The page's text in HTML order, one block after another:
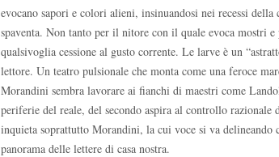
evocano sapori e colori alieni, insinuandosi nei recessi
spaventa. Non tanto per il nitore con il quale evoca mostri
qualsivoglia cessione al gusto corrente. Le larve è un
lettore. Un teatro pulsionale che monta come una feroce
Morandini sembra lavorare ai fianchi di maestri come
periferie del reale, del secondo aspira al controllo
inquieta soprattutto Morandini, la cui voce si va delineando
panorama delle lettere di casa nostra.